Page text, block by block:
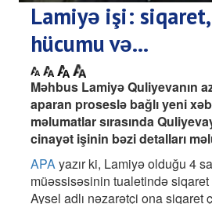
Lamiyə işi:
hücumu və…
Məhbus Lamiyə Quliyevanın
aparan proseslə bağlı yeni
məlumatlar sırasında
cinayət işinin bəzi detalları
APAyazır ki, Lamiyə olduğu 4
müəssisəsinin tualetində
Aysel adlı nəzarətçi ona siqaret